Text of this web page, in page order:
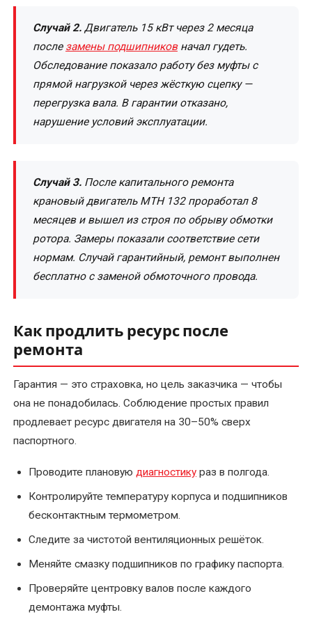
Случай 2. Двигатель 15 кВт через 2 месяца
после замены подшипниковначал гудеть.
Обследование показало работу без муфты с
прямой нагрузкой через жёсткую сцепку —
перегрузка вала. В гарантии отказано,
нарушение условий эксплуатации.
Случай 3. После капитального ремонта
крановый двигатель MTH 132 проработал 8
месяцев и вышел из строя по обрыву обмотки
ротора. Замеры показали соответствие сети
нормам. Случай гарантийный, ремонт выполнен
бесплатно с заменой обмоточного провода.
Как продлить ресурс после
ремонта
Гарантия — это страховка, но цель заказчика — чтобы
она не понадобилась. Соблюдение простых правил
продлевает ресурс двигателя на 30–50% сверх
паспортного.
Проводите плановую диагностику раз в полгода.
Контролируйте температуру корпуса и подшипников
бесконтактным термометром.
Следите за чистотой вентиляционных решёток.
Меняйте смазку подшипников по графику паспорта.
Проверяйте центровку валов после каждого
демонтажа муфты.